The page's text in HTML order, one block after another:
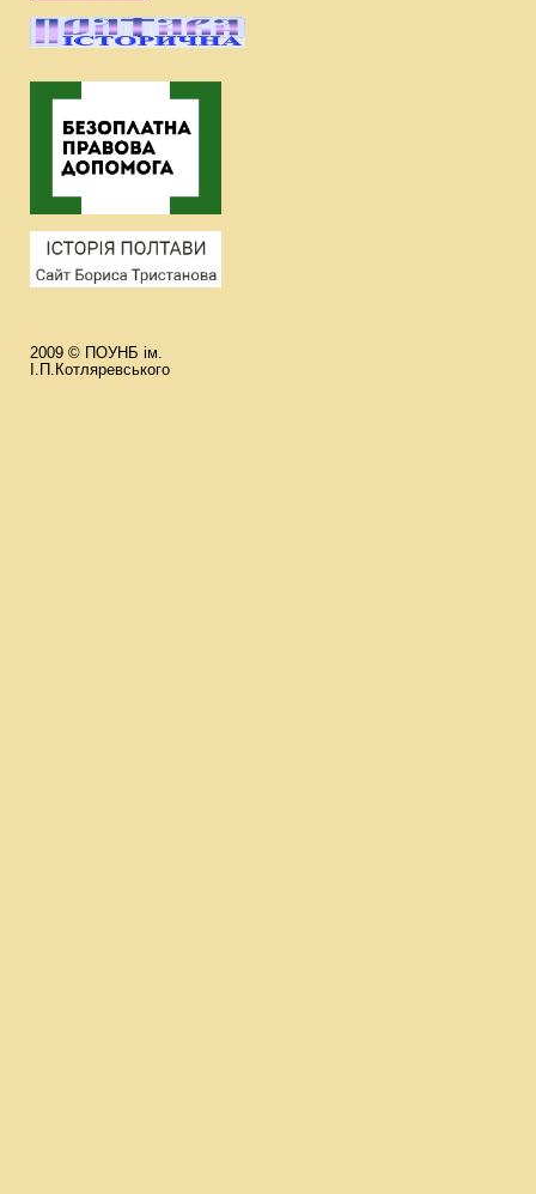
2009 © ПОУНБ ім.
І.П.Котляревського